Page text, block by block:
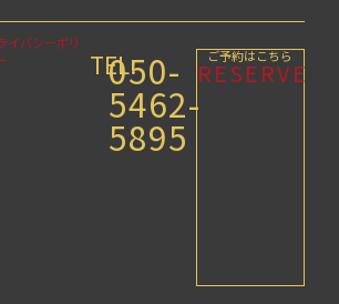
イバシーポリ
TEL.
050-
5462-
5895
ご予約はこちら
RESERVE